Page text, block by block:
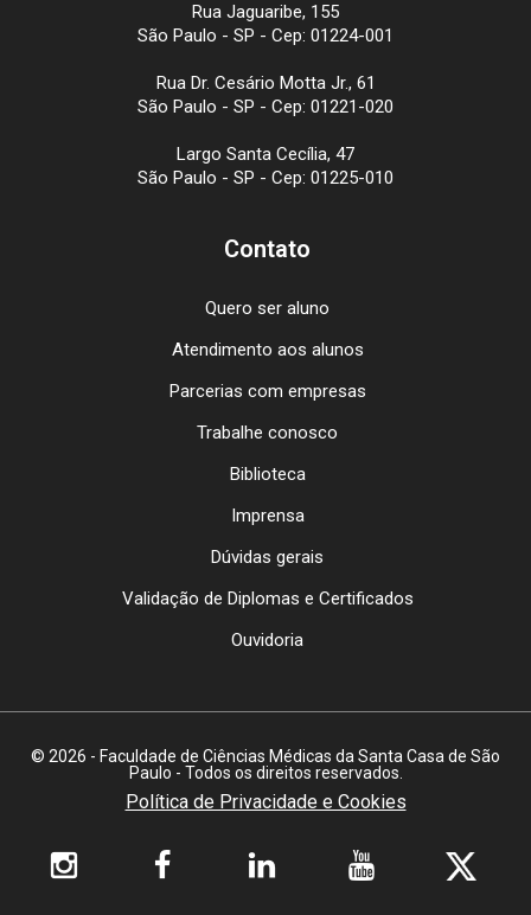
Rua Jaguaribe, 155
São Paulo - SP - Cep: 01224-001
Rua Dr. Cesário Motta Jr., 61
São Paulo - SP - Cep: 01221-020
Largo Santa Cecília, 47
São Paulo - SP - Cep: 01225-010
Contato
Quero ser aluno
Atendimento aos alunos
Parcerias com empresas
Trabalhe conosco
Biblioteca
Imprensa
Dúvidas gerais
Validação de Diplomas e Certificados
Ouvidoria
© 2026 - Faculdade de Ciências Médicas da Santa Casa de São
Paulo - Todos os direitos reservados.
Política de Privacidade e Cookies